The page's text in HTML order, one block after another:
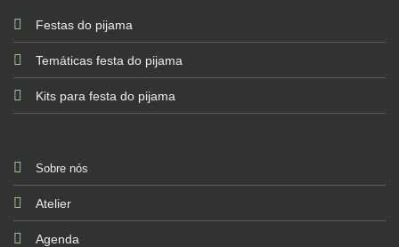
Festas do pijama
Temáticas festa do pijama
Kits para festa do pijama
Sobre nós
Atelier
Agenda